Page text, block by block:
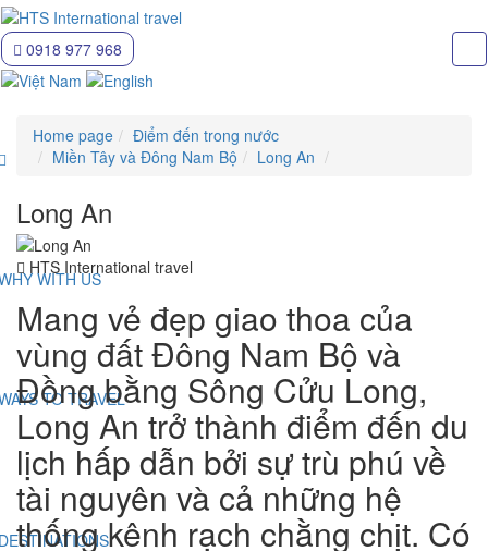
0918 977 968
WITH US
TO TRAVEL
Home page
Điểm đến trong nước
Miền Tây và Đông Nam Bộ
Long An
Long An
HTS International travel
Mang vẻ đẹp giao thoa của
vùng đất Đông Nam Bộ và
Đồng bằng Sông Cửu Long,
Long An trở thành điểm đến du
lịch hấp dẫn bởi sự trù phú về
tài nguyên và cả những hệ
thống kênh rạch chằng chịt. Có